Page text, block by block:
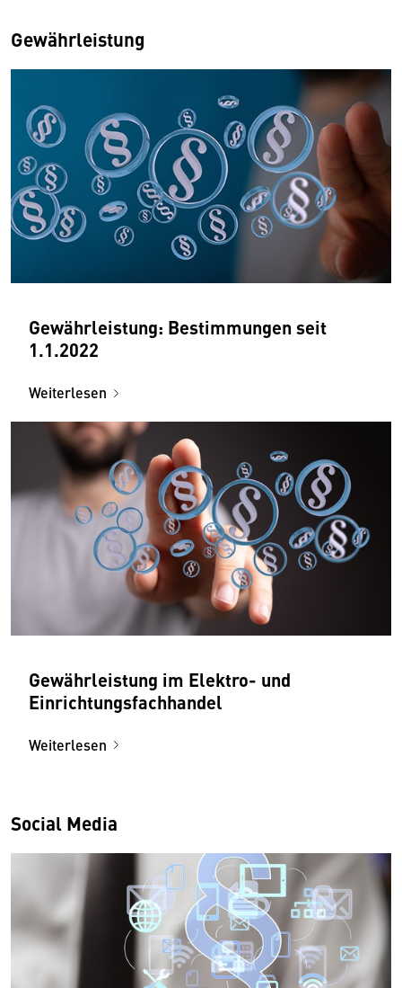
Gewährleistung
Gewährleistung: Bestimmungen seit
1.1.2022
Weiterlesen
Gewährleistung im Elektro- und
Einrichtungsfachhandel
Weiterlesen
Social Media